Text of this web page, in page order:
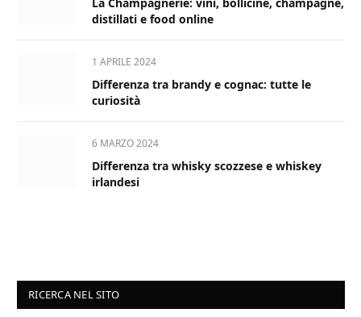
La Champagnerie: vini, bollicine, champagne,
distillati e food online
1 APRILE 2024
Differenza tra brandy e cognac: tutte le
curiosità
6 MARZO 2024
Differenza tra whisky scozzese e whiskey
irlandesi
RICERCA NEL SITO